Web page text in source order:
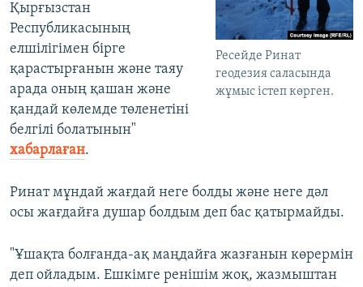
Ресейде Ринат
геодезия саласында
жұмыс істеп көрген.
Қырғызстан
Республикасының
елшілігімен бірге
қарастырғанын және таяу
арада оның қашан және
қандай көлемде төленетіні
белгілі болатынын"
хабарлаған.
Ринат мұндай жағдай неге болды және неге дәл
осы жағдайға душар болдым деп бас қатырмайды.
"Ұшақта болғанда-ақ маңдайға жазғанын көрермін
деп ойладым. Ешкімге ренішім жоқ, жазмыштан